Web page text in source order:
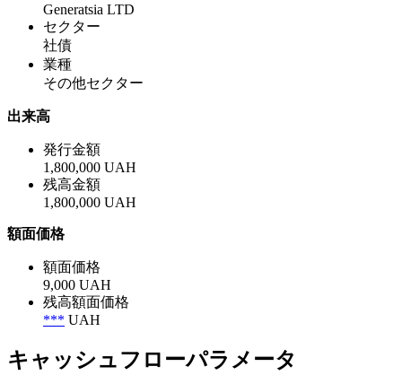
Generatsia LTD
セクター
社債
業種
その他セクター
出来高
発行金額
1,800,000 UAH
残高金額
1,800,000 UAH
額面価格
額面価格
9,000 UAH
残高額面価格
*** UAH
キャッシュフローパラメータ